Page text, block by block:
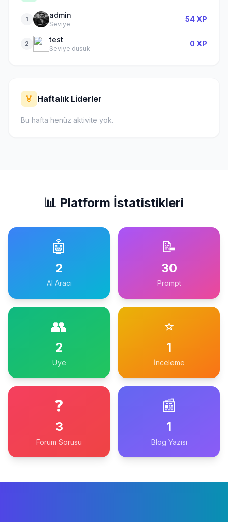
1 admin
Seviye
54 XP
2 test
Seviye dusuk
0 XP
🏅 Haftalık Liderler
Bu hafta henüz aktivite yok.
📊 Platform İstatistikleri
🤖
2
AI Aracı
📝
30
Prompt
👥
2
Üye
⭐
1
İnceleme
❓
3
Forum Sorusu
📰
1
Blog Yazısı